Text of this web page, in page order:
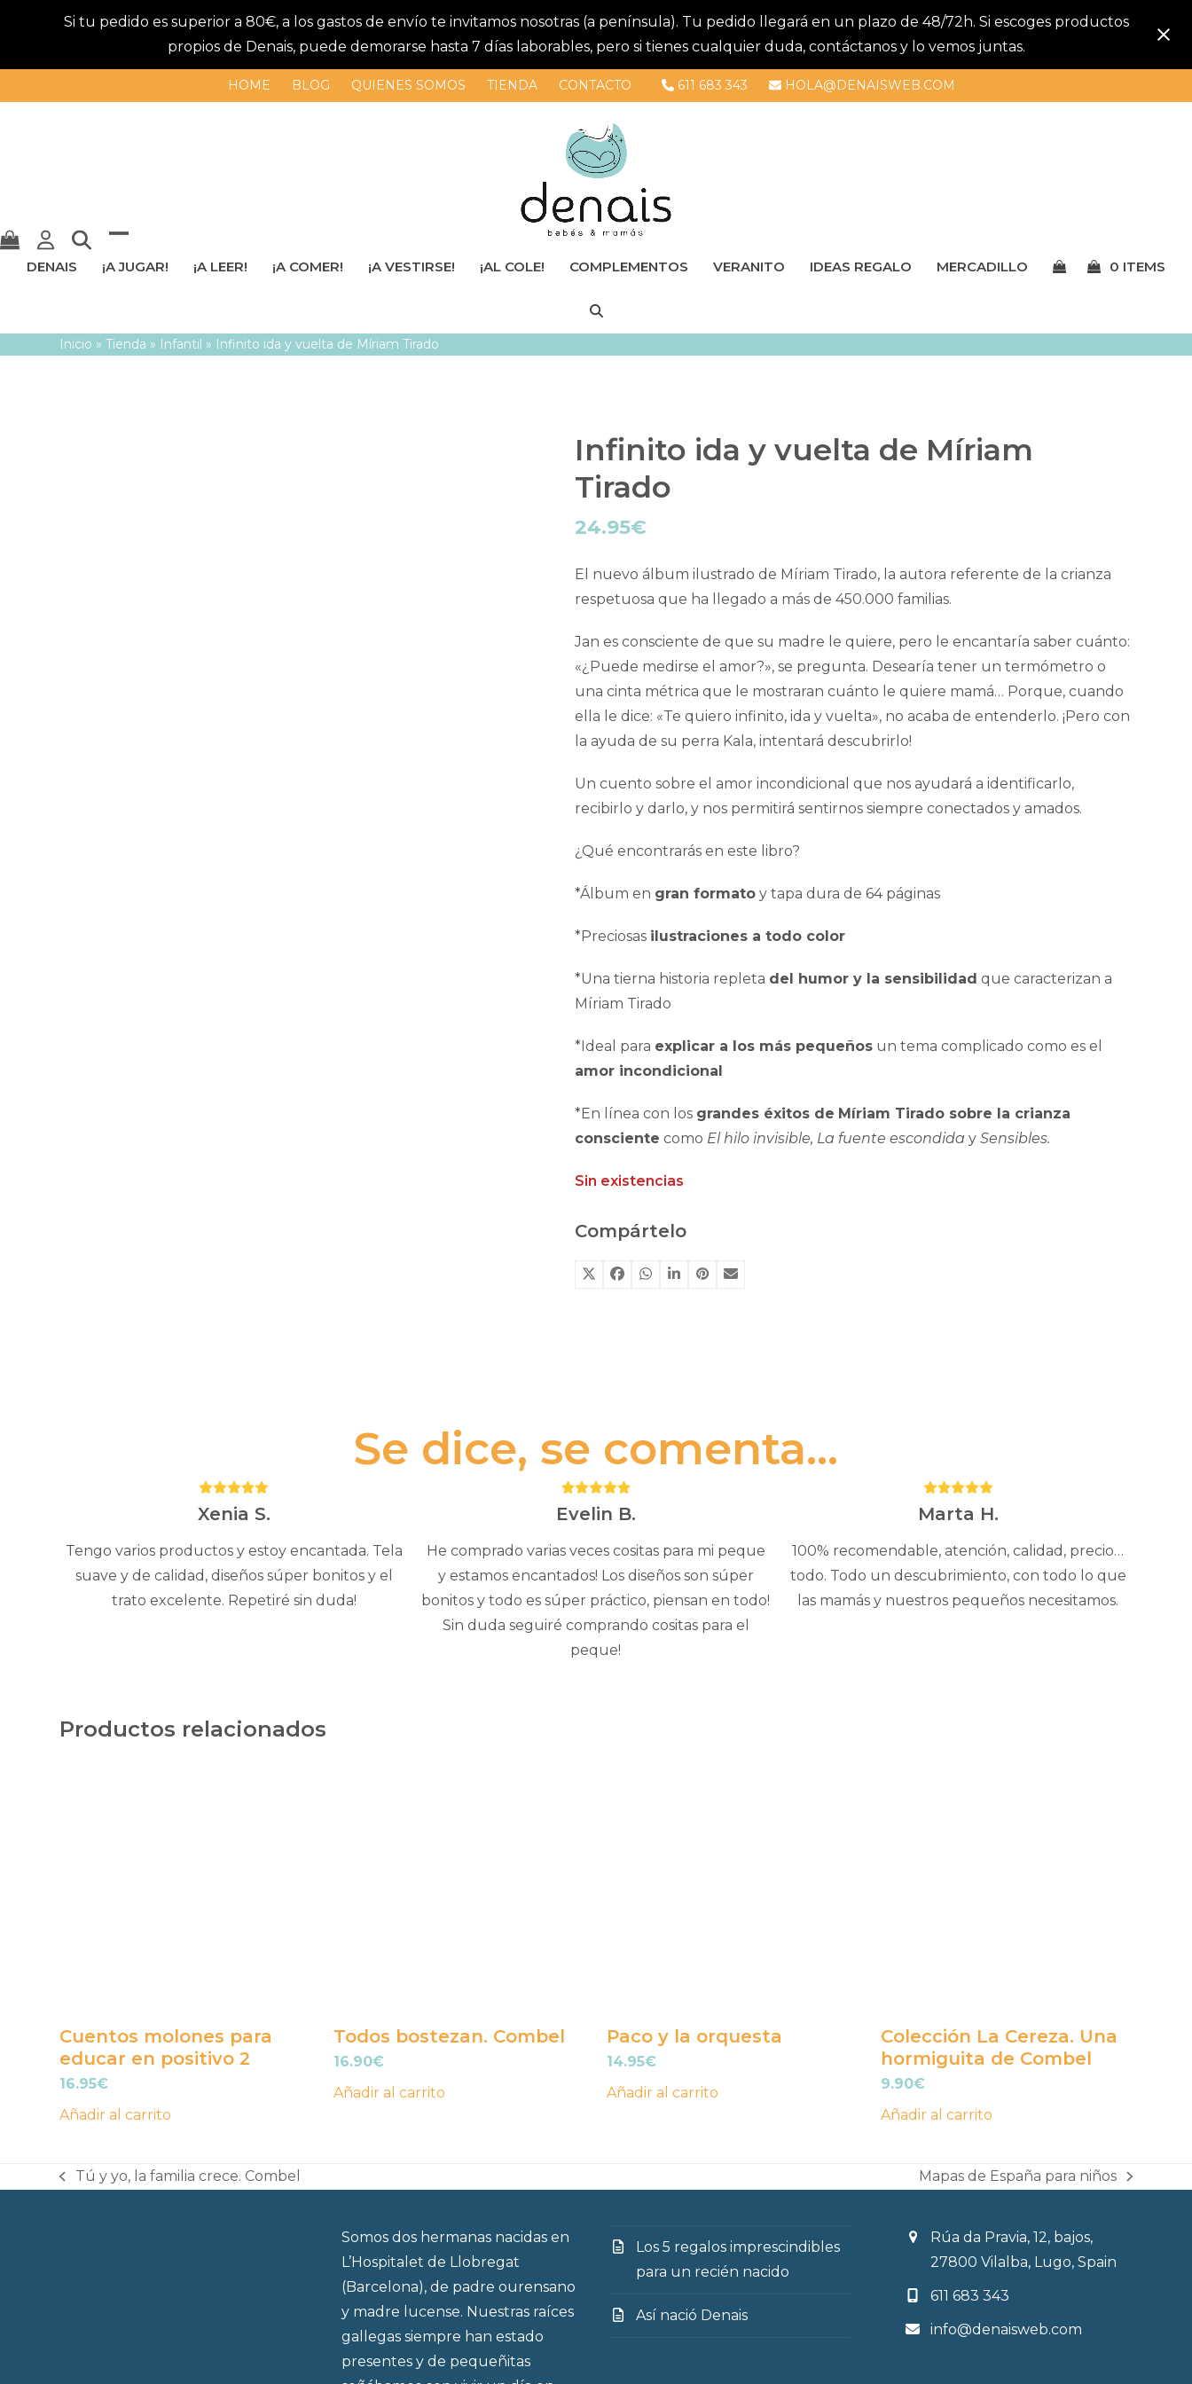
Si tu pedido es superior a 80€, a los gastos de envío te invitamos nosotras (a península). Tu pedido llegará en un plazo de 48/72h. Si escoges productos
propios de Denais, puede demorarse hasta 7 días laborables, pero si tienes cualquier duda, contáctanos y lo vemos juntas.
HOME BLOG QUIENES SOMOS TIENDA CONTACTO 611 683 343 HOLA@DENAISWEB.COM
Mostrar
menú
Cerrar
DENAIS ¡A JUGAR! ¡A LEER! ¡A COMER! ¡A VESTIRSE! ¡AL COLE! COMPLEMENTOS VERANITO IDEAS REGALO MERCADILLO 0 ITEMS
Inicio »Tienda » Infantil » Infinito ida y vuelta de Míriam Tirado
Infinito ida y vuelta de Míriam
Tirado
24.95€
El nuevo álbum ilustrado de Míriam Tirado, la autora referente de la crianza
respetuosa que ha llegado a más de 450.000 familias.
Jan es consciente de que su madre le quiere, pero le encantaría saber cuánto:
«¿Puede medirse el amor?», se pregunta. Desearía tener un termómetro o
una cinta métrica que le mostraran cuánto le quiere mamá… Porque, cuando
ella le dice: «Te quiero infinito, ida y vuelta», no acaba de entenderlo. ¡Pero con
la ayuda de su perra Kala, intentará descubrirlo!
Un cuento sobre el amor incondicional que nos ayudará a identificarlo,
recibirlo y darlo, y nos permitirá sentirnos siempre conectados y amados.
¿Qué encontrarás en este libro?
*Álbum en gran formatoy tapa dura de 64 páginas
*Preciosas ilustraciones a todo color
*Una tierna historia repleta del humor y la sensibilidad que caracterizan a
Míriam Tirado
*Ideal para explicar a los más pequeñosun tema complicado como es el
amor incondicional
*En línea con los grandes éxitos de Míriam Tirado sobre la crianza
consciente como El hilo invisible, La fuente escondida y Sensibles.
Sin existencias
Compártelo
Se dice, se comenta...
Puntuación:
5
Xenia S.
Tengo varios productos y estoy encantada. Tela
suave y de calidad, diseños súper bonitos y el
trato excelente. Repetiré sin duda!
Puntuación:
5
Evelin B.
He comprado varias veces cositas para mi peque
y estamos encantados! Los diseños son súper
bonitos y todo es súper práctico, piensan en todo!
Sin duda seguiré comprando cositas para el
peque!
Puntuación:
5
Marta H.
100% recomendable, atención, calidad, precio…
todo. Todo un descubrimiento, con todo lo que
las mamás y nuestros pequeños necesitamos.
Productos relacionados
Cuentos molones para
educar en positivo 2
16.95€
Añadir al carrito
Todos bostezan. Combel
16.90€
Añadir al carrito
Paco y la orquesta
14.95€
Añadir al carrito
Colección La Cereza. Una
hormiguita de Combel
9.90€
Añadir al carrito
previous
Tú y yo, la familia crece. Combel
next
Mapas de España para niños
Somos dos hermanas nacidas en
L’Hospitalet de Llobregat
(Barcelona), de padre ourensano
y madre lucense. Nuestras raíces
gallegas siempre han estado
presentes y de pequeñitas
Los 5 regalos imprescindibles
para un recién nacido
Así nació Denais
Rúa da Pravia, 12, bajos,
27800 Vilalba, Lugo, Spain
611 683 343
info@denaisweb.com